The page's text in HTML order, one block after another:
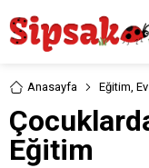
Anasayfa Eğitim, Ev
Eğitim